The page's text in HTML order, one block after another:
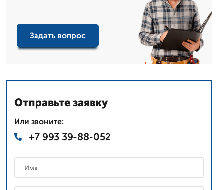
Задать вопрос
Отправьте заявку
Или звоните:
+7 993 39-88-052